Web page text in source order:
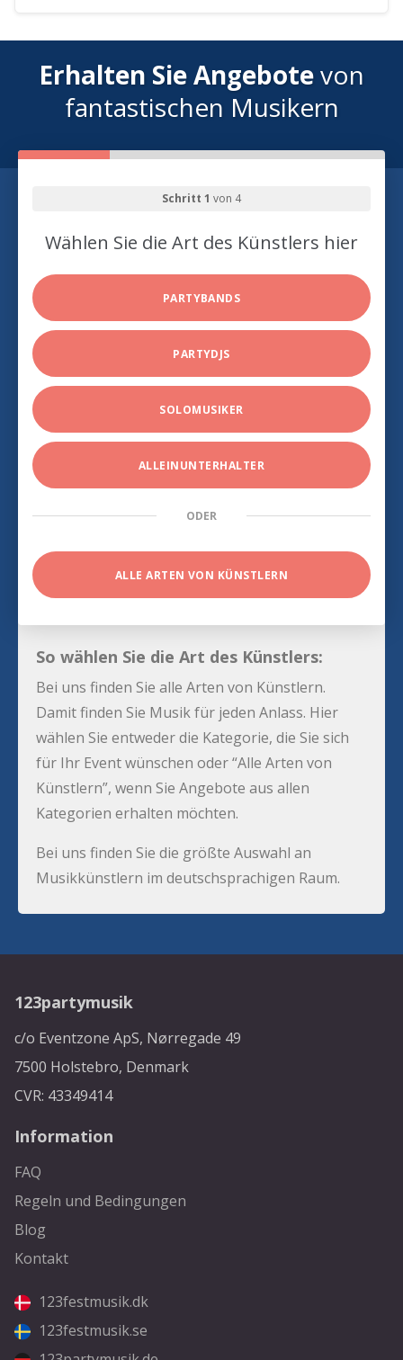
Erhalten Sie Angebotevon
fantastischen Musikern
Schritt 1 von 4
Wählen Sie die Art des Künstlers hier
PARTYBANDS
PARTYDJS
SOLOMUSIKER
ALLEINUNTERHALTER
ODER
ALLE ARTEN VON KÜNSTLERN
So wählen Sie die Art des Künstlers:
Bei uns finden Sie alle Arten von Künstlern.
Damit finden Sie Musik für jeden Anlass. Hier
wählen Sie entweder die Kategorie, die Sie sich
für Ihr Event wünschen oder “Alle Arten von
Künstlern”, wenn Sie Angebote aus allen
Kategorien erhalten möchten.
Bei uns finden Sie die größte Auswahl an
Musikkünstlern im deutschsprachigen Raum.
123partymusik
c/o Eventzone ApS, Nørregade 49
7500 Holstebro, Denmark
CVR: 43349414
Information
FAQ
Regeln und Bedingungen
Blog
Kontakt
123festmusik.dk
123festmusik.se